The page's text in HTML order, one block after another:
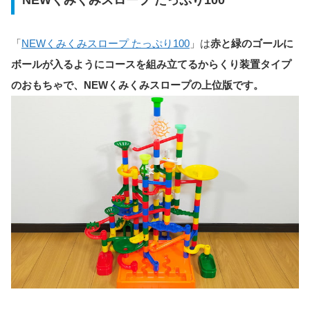
「NEWくみくみスロープ たっぷり100 」は赤と緑のゴールに
ボールが入るようにコースを組み立てるからくり装置タイプ
のおもちゃで、NEWくみくみスロープの上位版です。